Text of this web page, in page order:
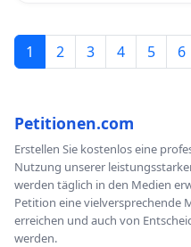
1 2 3 4 5 6
Petitionen.com
Erstellen Sie kostenlos eine
Nutzung unserer
werden täglich in den Medien
Petition eine vielversprechende
erreichen und auch von
werden.